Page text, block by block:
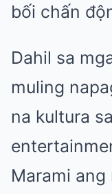
Dahil sa
muling
na kultura
Marami